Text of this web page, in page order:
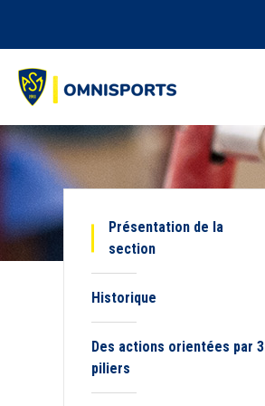
Présentation de la
section
Historique
Des actions orientées par 3
piliers